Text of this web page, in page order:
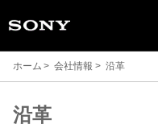
ホーム 会社情報 沿革
沿革